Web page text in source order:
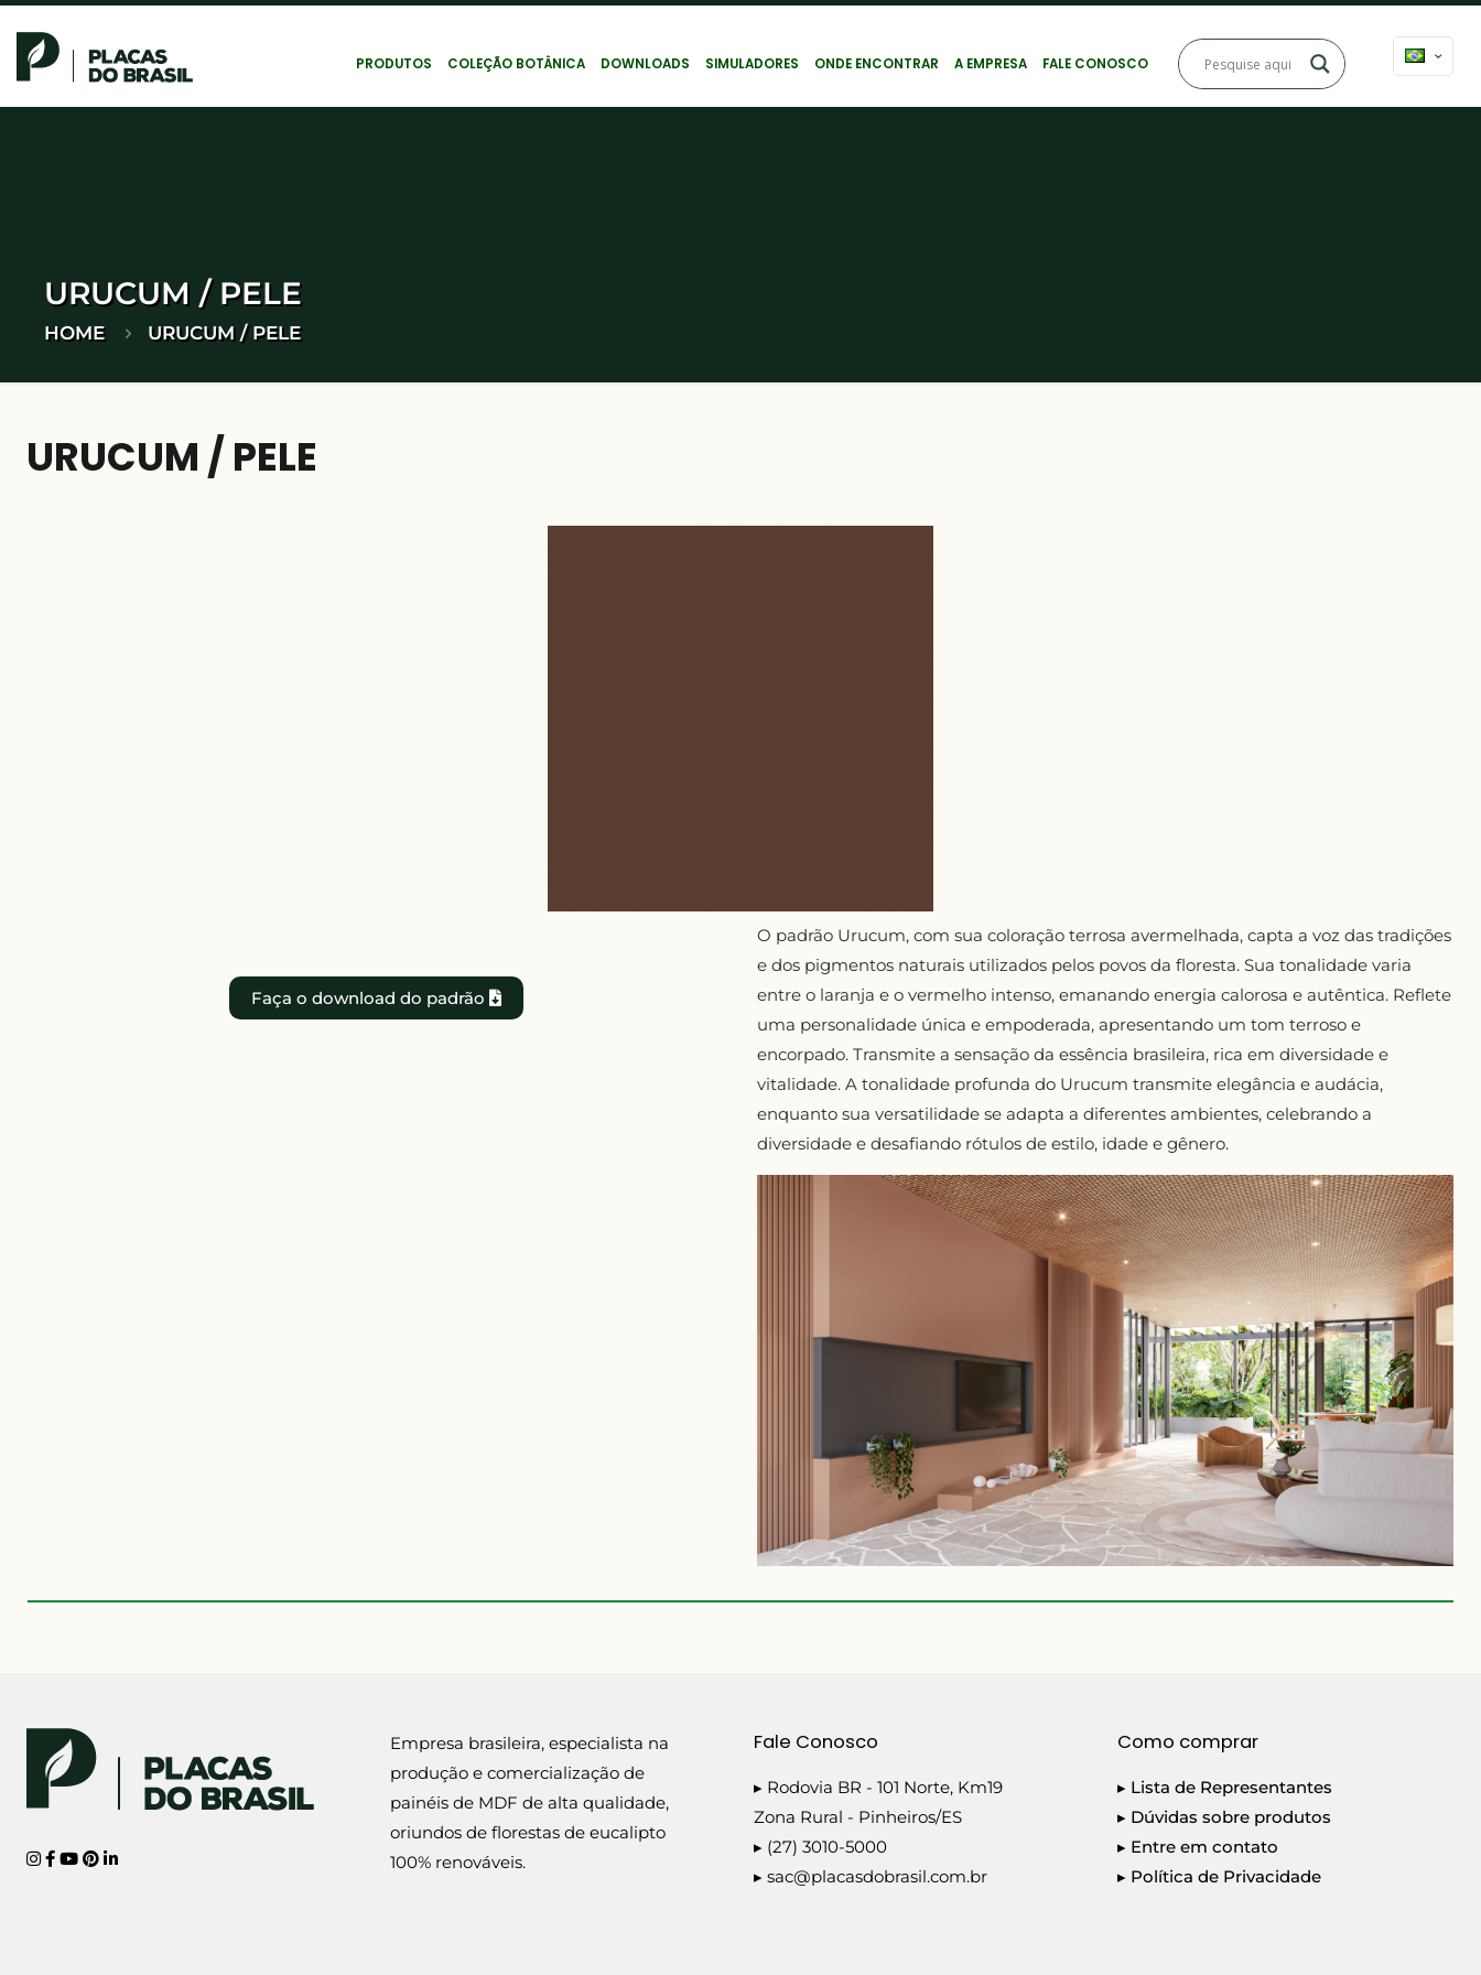
PRODUTOS COLEÇÃO BOTÂNICA DOWNLOADS SIMULADORES ONDE ENCONTRAR A EMPRESA FALE CONOSCO
URUCUM / PELE
HOME URUCUM / PELE
URUCUM / PELE
Faça o download do padrão
O padrão Urucum, com sua coloração terrosa avermelhada, capta a voz das tradições
e dos pigmentos naturais utilizados pelos povos da floresta. Sua tonalidade varia
entre o laranja e o vermelho intenso, emanando energia calorosa e autêntica. Reflete
uma personalidade única e empoderada, apresentando um tom terroso e
encorpado. Transmite a sensação da essência brasileira, rica em diversidade e
vitalidade. A tonalidade profunda do Urucum transmite elegância e audácia,
enquanto sua versatilidade se adapta a diferentes ambientes, celebrando a
diversidade e desafiando rótulos de estilo, idade e gênero.
Empresa brasileira, especialista na
produção e comercialização de
painéis de MDF de alta qualidade,
oriundos de florestas de eucalipto
100% renováveis.
Fale Conosco
▸ Rodovia BR - 101 Norte, Km19
Zona Rural - Pinheiros/ES
▸ (27) 3010-5000
▸ sac@placasdobrasil.com.br
Como comprar
▸ Lista de Representantes
▸ Dúvidas sobre produtos
▸ Entre em contato
▸ Política de Privacidade